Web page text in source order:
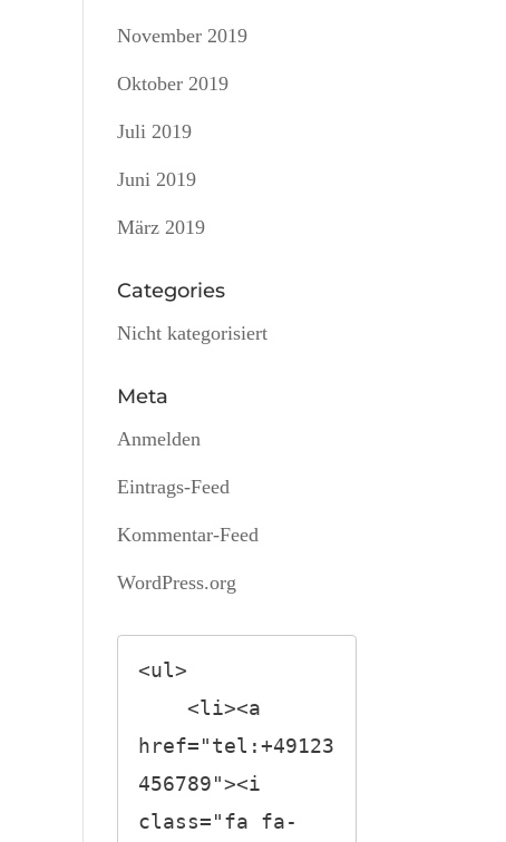
November 2019
Oktober 2019
Juli 2019
Juni 2019
März 2019
Categories
Nicht kategorisiert
Meta
Anmelden
Eintrags-Feed
Kommentar-Feed
WordPress.org
<ul>
href="tel:+49123
456789"><i
class="fa fa-